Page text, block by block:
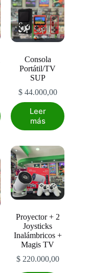
Consola
Portátil/TV
SUP
$44.000,00
Leer
más
Proyector + 2
Joysticks
Inalámbricos +
Magis TV
$220.000,00